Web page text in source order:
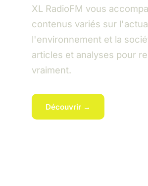
XL RadioFM vous
contenus variés sur
l'environnement et la
articles et analyses pour
vraiment.
Découvrir →